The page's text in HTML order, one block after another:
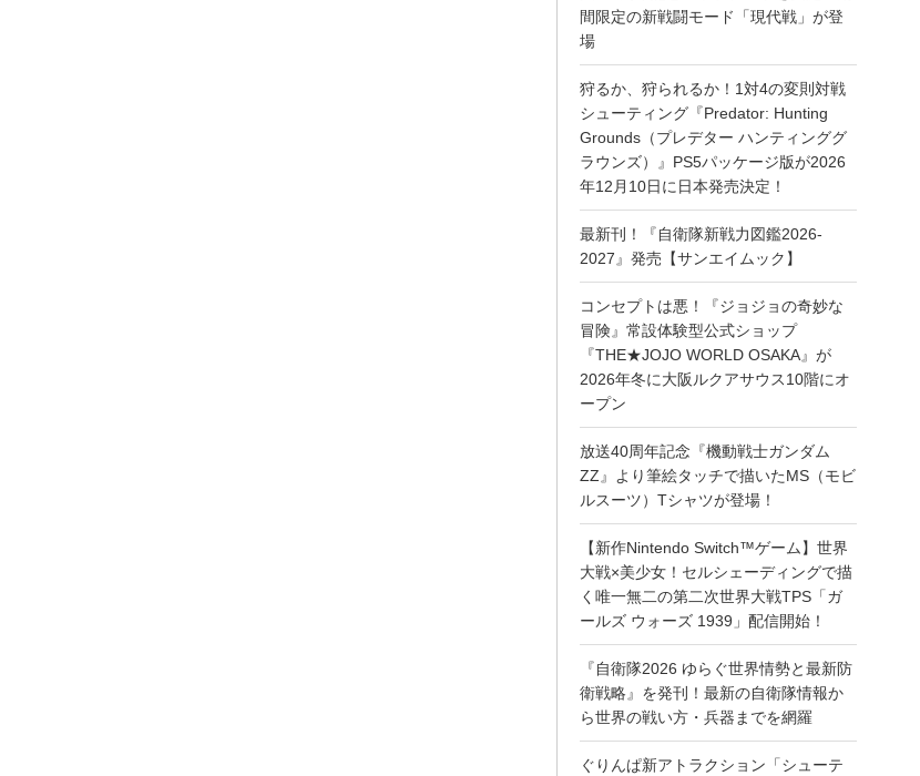
間限定の新戦闘モード「現代戦」が登
場
狩るか、狩られるか！1対4の変則対戦
シューティング『Predator: Hunting
Grounds（プレデター ハンティンググ
ラウンズ）』PS5パッケージ版が2026
年12月10日に日本発売決定！
最新刊！『自衛隊新戦力図鑑2026-
2027』発売【サンエイムック】
コンセプトは悪！『ジョジョの奇妙な
冒険』常設体験型公式ショップ
『THE★JOJO WORLD OSAKA』が
2026年冬に大阪ルクアサウス10階にオ
ープン
放送40周年記念『機動戦士ガンダム
ZZ』より筆絵タッチで描いたMS（モビ
ルスーツ）Tシャツが登場！
【新作Nintendo Switch™ゲーム】世界
大戦×美少女！セルシェーディングで描
く唯一無二の第二次世界大戦TPS「ガ
ールズ ウォーズ 1939」配信開始！
『自衛隊2026 ゆらぐ世界情勢と最新防
衛戦略』を発刊！最新の自衛隊情報か
ら世界の戦い方・兵器までを網羅
ぐりんぱ新アトラクション「シューテ